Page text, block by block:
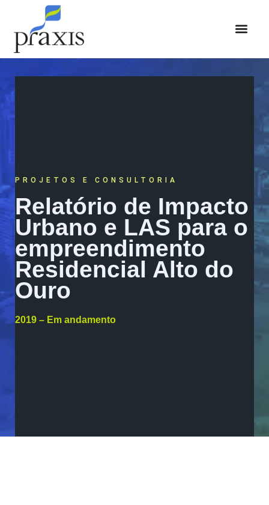
PROJETOS E CONSULTORIA
Relatório de Impacto
Urbano e LAS para o
empreendimento
Residencial Alto do
Ouro
2019 – Em andamento